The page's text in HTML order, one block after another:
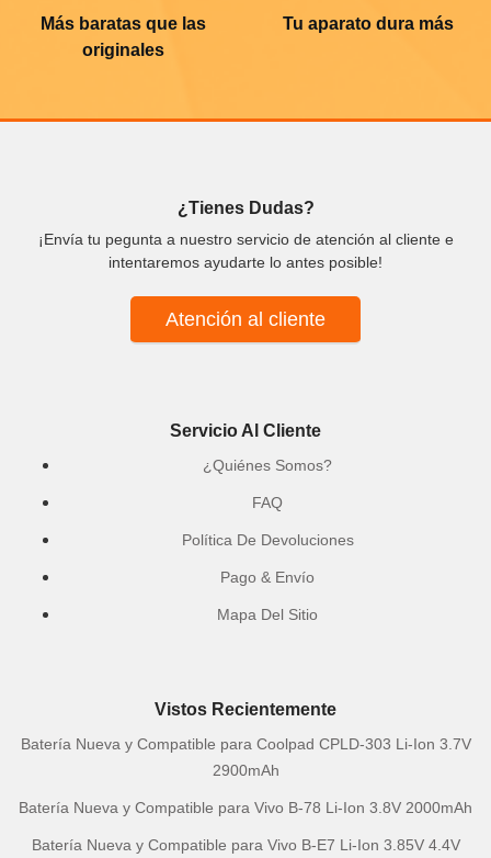
Más baratas que las
originales
Tu aparato dura más
¿Tienes Dudas?
¡Envía tu pegunta a nuestro servicio de atención al cliente e
intentaremos ayudarte lo antes posible!
Atención al cliente
Servicio Al Cliente
¿Quiénes Somos?
FAQ
Política De Devoluciones
Pago & Envío
Mapa Del Sitio
Vistos Recientemente
Batería Nueva y Compatible para Coolpad CPLD-303 Li-Ion 3.7V
2900mAh
Batería Nueva y Compatible para Vivo B-78 Li-Ion 3.8V 2000mAh
Batería Nueva y Compatible para Vivo B-E7 Li-Ion 3.85V 4.4V